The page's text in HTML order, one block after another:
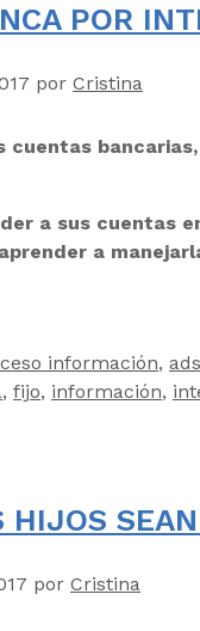
POR
por Cristina
a sus cuentas
a
información,
, fijo, información,
HIJOS
por Cristina